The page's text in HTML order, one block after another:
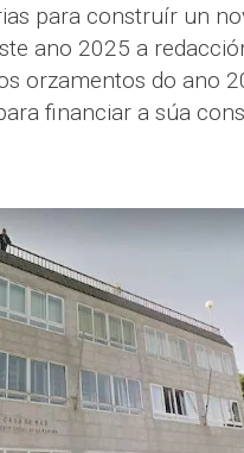
para construír un
ano 2025 a
orzamentos do ano
financiar a súa